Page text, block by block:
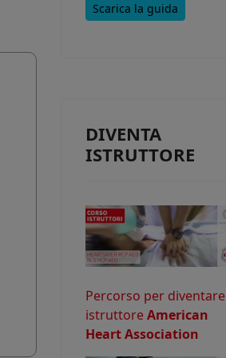
Scarica la guida
DIVENTA
ISTRUTTORE
Percorso per diventare
istruttoreAmerican
Heart Association